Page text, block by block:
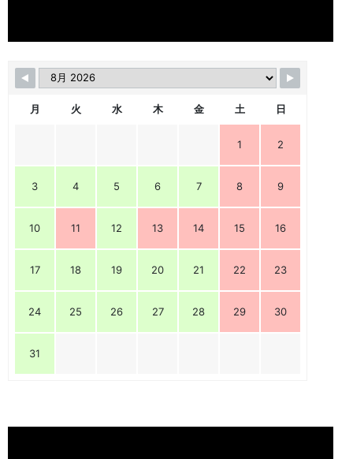
月 火 水 木 金 土 日
1 2
3 4 5 6 7 8 9
10 11 12 13 14 15 16
17 18 19 20 21 22 23
24 25 26 27 28 29 30
31